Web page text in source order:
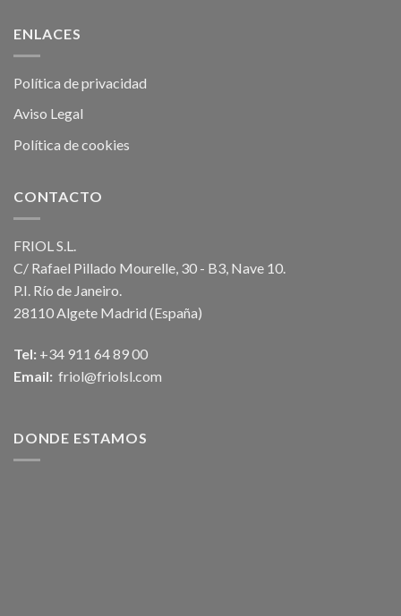
ENLACES
Política de privacidad
Aviso Legal
Política de cookies
CONTACTO
FRIOL S.L.
C/ Rafael Pillado Mourelle, 30 - B3, Nave 10.
P.I. Río de Janeiro.
28110 Algete Madrid (España)
Tel: +34 911 64 89 00
Email: friol@friolsl.com
DONDE ESTAMOS